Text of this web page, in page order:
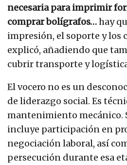
necesaria para imprimir
comprar bolígrafos…hay
impresión, el soporte y los
explicó, añadiendo que
cubrir transporte y
El vocero no es un
de liderazgo social. Es
mantenimiento mecánico.
incluye participación en
negociación laboral, así
persecución durante esa